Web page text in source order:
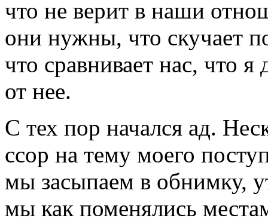
что не верит в наши
они нужны, что скучает
что сравнивает нас, что
от нее.
С тех пор начался ад.
ссор на тему моего
мы засыпаем в обнимку,
мы как поменялись